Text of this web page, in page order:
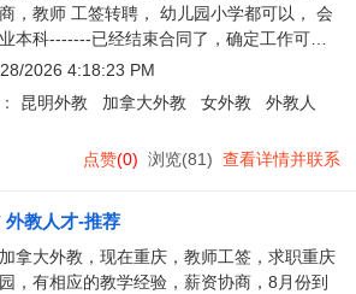
，教师 工签转聘， 幼儿园小学都可以， 会
本科-------已经结束合同了，确定工作可以
岗2026 4:18:23 PM
昆明外教 加拿大外教 女外教
外教人
点赞(0) 浏览(81) 查看详情并联系
外教人才-推荐
拿大外教，现在重庆，教师工签，求职重庆
，有相应的教学经验，薪资协商，8月份到